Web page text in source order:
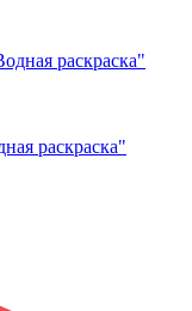
раскраска"